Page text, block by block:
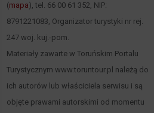
(mapa), tel. 66 00 61 352, NIP:
8791221083, Organizator turystyki nr rej.
247 woj. kuj.-pom.
Materiały zawarte w Toruńskim Portalu
Turystycznym www.toruntour.pl należą do
ich autorów lub właściciela serwisu i są
objęte prawami autorskimi od momentu